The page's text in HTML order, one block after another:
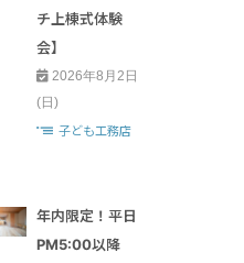
チ上棟式体験
会】
2026年8月2日
(日)
子ども工務店
年内限定！平日
PM5:00以降